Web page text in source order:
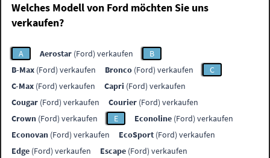
Welches Modell von Ford möchten Sie uns
verkaufen?
A Aerostar (Ford) verkaufen
B
B-Max (Ford) verkaufen Bronco (Ford) verkaufen
C
C-Max (Ford) verkaufen Capri (Ford) verkaufen
Cougar (Ford) verkaufen Courier (Ford) verkaufen
Crown (Ford) verkaufen E Econoline (Ford) verkaufen
Econovan (Ford) verkaufen EcoSport (Ford) verkaufen
Edge (Ford) verkaufen Escape (Ford) verkaufen